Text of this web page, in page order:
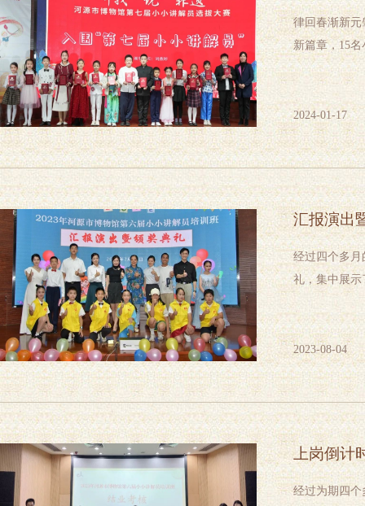
律回春渐新
新篇章，15
2024-01-17
汇报演出
经过四个多月
礼，集中展
2023-08-04
上岗倒计
经过为期四